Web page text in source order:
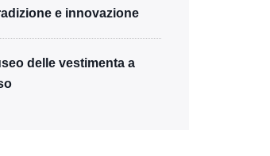
e innovazione
delle vestimenta a